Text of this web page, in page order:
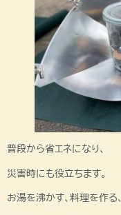
普段から省エネになり、
災害時にも役立ちます。
お湯を沸かす、料理を作る、